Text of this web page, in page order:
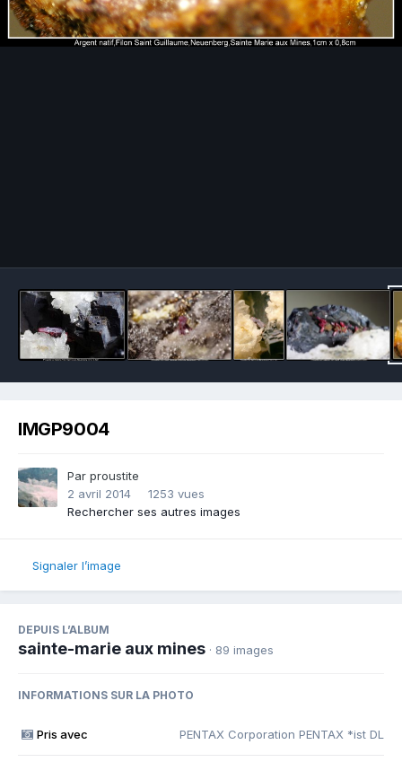
IMGP9004
Par proustite
2 avril 2014
1253 vues
Rechercher ses autres images
Signaler l’image
DEPUIS L’ALBUM
sainte-marie aux mines · 89 images
INFORMATIONS SUR LA PHOTO
Pris avec PENTAX Corporation PENTAX *ist DL